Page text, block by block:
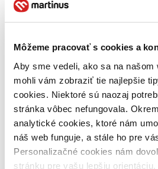
Môžeme pracovať s cookies a
Aby sme vedeli, ako sa na našom
mohli vám zobraziť tie najlepšie
cookies. Niektoré sú naozaj
stránka vôbec nefungovala.
analytické cookies, ktoré nám
náš web funguje, a stále ho pre
Personalizačné cookies nám
stránku pre vašu lepšiu
Bestsellery
Novinky
Najdrahšie
Najlacnejšie
Najvyššia zľava
Použité filtre
Zrušiť filtre
So zelenou obálkou